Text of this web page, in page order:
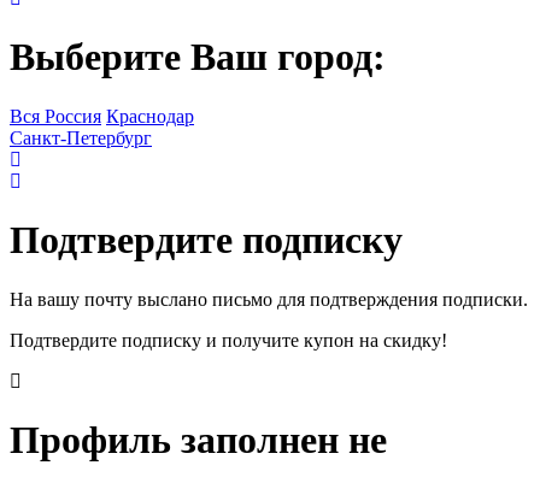
Выберите Ваш город:
Вся Россия Краснодар
Санкт-Петербург
Подтвердите подписку
На вашу почту выслано письмо для подтверждения подписки.
Подтвердите подписку и получите купон на скидку!
Профиль заполнен не